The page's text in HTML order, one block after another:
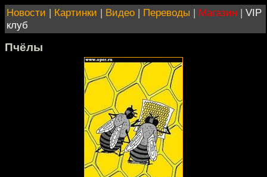
Новости | Картинки | Видео | Переводы | Магазин | VIP
клуб
Пчёлы